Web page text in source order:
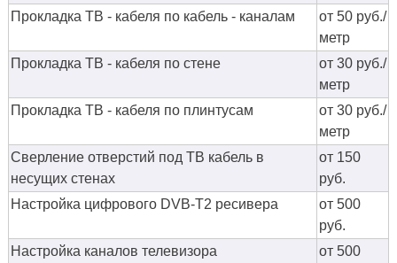
Прокладка ТВ - кабеля по кабель - каналам
от 50 руб./
метр
Прокладка ТВ - кабеля по стене
от 30 руб./
метр
Прокладка ТВ - кабеля по плинтусам
от 30 руб./
метр
Сверление отверстий под ТВ кабель в
несущих стенах
от 150
руб.
Настройка цифрового DVB-T2 ресивера
от 500
руб.
Настройка каналов телевизора
от 500